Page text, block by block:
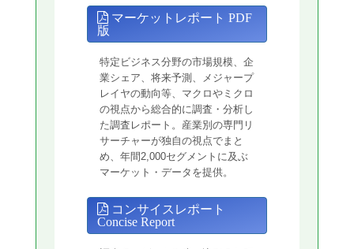
マーケットレポート PDF
版
特定ビジネス分野の市場規模、企
業シェア、将来予測、メジャープ
レイヤの動向等、マクロやミクロ
の視点から総合的に調査・分析し
た調査レポート。産業別の専門リ
サーチャーが独自の視点でまと
め、年間2,000セグメントに及ぶ
マーケット・データを提供。
コンサイスレポート
Concise Report